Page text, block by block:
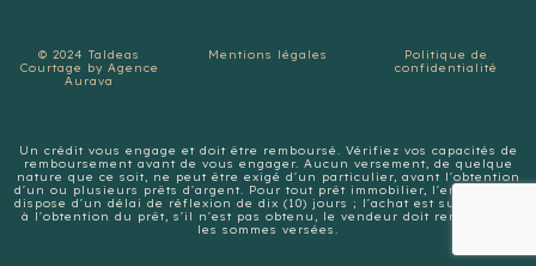
© 2024 Taldeas
Courtage by Agence
Aurava
Mentions légales
Politique de
confidentialité
Un crédit vous engage et doit être remboursé. Vérifiez vos capacités de
remboursement avant de vous engager. Aucun versement, de quelque
nature que ce soit, ne peut être exigé d'un particulier, avant l'obtention
d'un ou plusieurs prêts d'argent. Pour tout prêt immobilier, l'emprunteur
dispose d'un délai de réflexion de dix (10) jours ; l'achat est subordonné
à l'obtention du prêt, s'il n'est pas obtenu, le vendeur doit rembourser
les sommes versées.